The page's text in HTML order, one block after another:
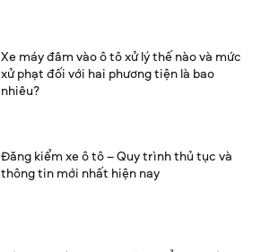
Xe máy đâm vào ô tô xử lý thế nào và mức
xử phạt đối với hai phương tiện là bao
nhiêu?
Đăng kiểm xe ô tô – Quy trình thủ tục và
thông tin mới nhất hiện nay